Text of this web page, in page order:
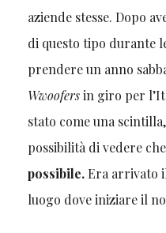
aziende stesse. Dopo
di questo tipo durante
prendere un anno
Wwoofersin giro per
stato come una
possibilità di vedere
possibile.Era arrivato
luogo dove iniziare il